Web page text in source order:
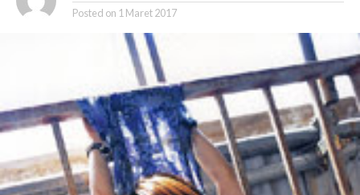
Posted on 1 Maret 2017